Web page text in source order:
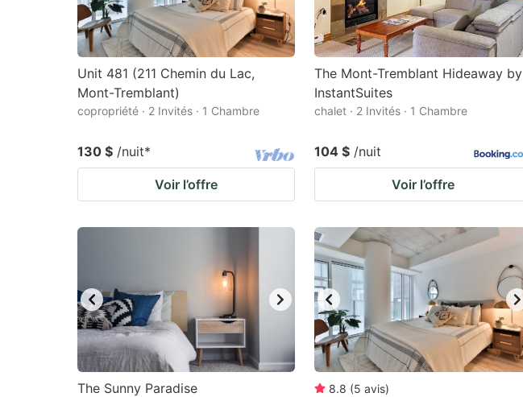
Unit 481 (211 Chemin du Lac,
Mont-Tremblant)
copropriété · 2 Invités · 1 Chambre
130 $ /nuit*
Voir l’offre
The Mont-Tremblant Hideaway by
InstantSuites
chalet · 2 Invités · 1 Chambre
104 $ /nuit
Voir l’offre
The Sunny Paradise 8.8 (5 avis)